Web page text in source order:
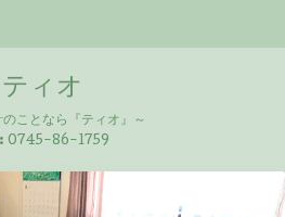
ティオ
のことなら『ティオ』～
0745-86-1759